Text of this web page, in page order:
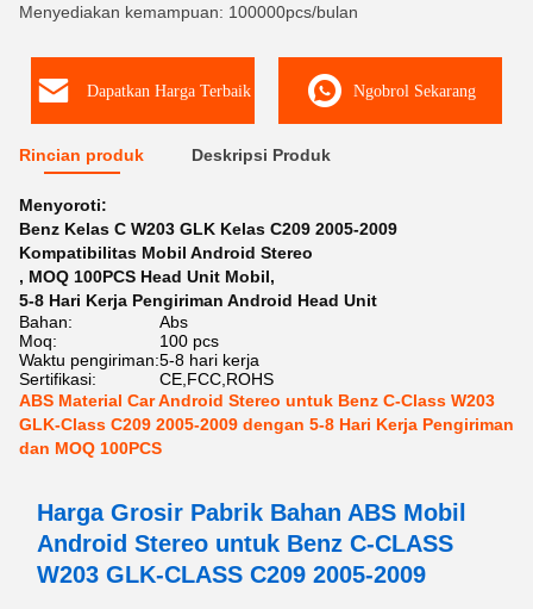
Menyediakan kemampuan: 100000pcs/bulan
Dapatkan Harga Terbaik Ngobrol Sekarang
Rincian produk Deskripsi Produk
Menyoroti:
Benz Kelas C W203 GLK Kelas C209 2005-2009
Kompatibilitas Mobil Android Stereo
, MOQ 100PCS Head Unit Mobil,
5-8 Hari Kerja Pengiriman Android Head Unit
Bahan:
Abs
Moq:
100 pcs
Waktu pengiriman:5-8 hari kerja
Sertifikasi:
CE,FCC,ROHS
ABS Material Car Android Stereo untuk Benz C-Class W203
GLK-Class C209 2005-2009 dengan 5-8 Hari Kerja Pengiriman
dan MOQ 100PCS
Harga Grosir Pabrik Bahan ABS Mobil
Android Stereo untuk Benz C-CLASS
W203 GLK-CLASS C209 2005-2009